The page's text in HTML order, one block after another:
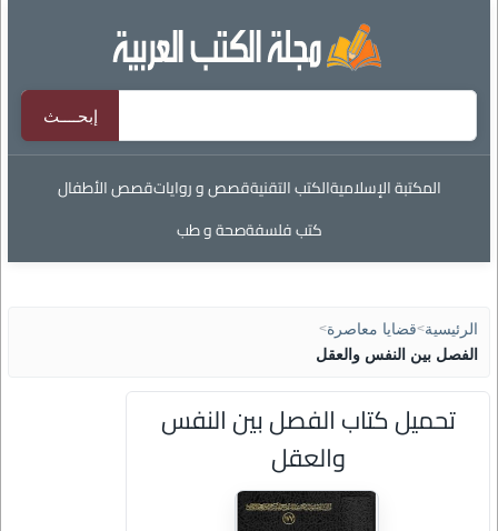
المكتبة الإسلاميةالكتب التقنيةقصص و رواياتقصص الأطفال
كتب فلسفةصحة و طب
الرئيسية>قضايا معاصرة>
الفصل بين النفس والعقل
تحميل كتاب الفصل بين النفس
والعقل